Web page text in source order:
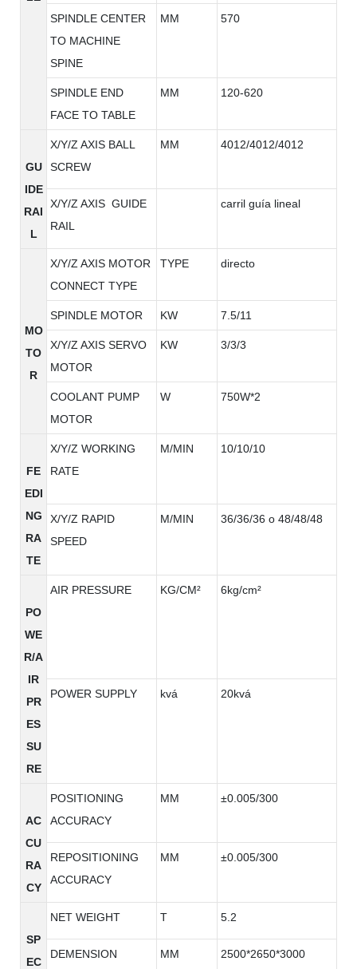
SPINDLE CENTER
TO MACHINE
SPINE
MM 570
SPINDLE END
FACE TO TABLE
MM 120-620
GU
IDE
RAI
L
X/Y/Z AXIS BALL
SCREW
MM 4012/4012/4012
X/Y/Z AXIS GUIDE
RAIL
carril guía lineal
MO
TO
R
X/Y/Z AXIS MOTOR
CONNECT TYPE
TYPE directo
SPINDLE MOTOR KW 7.5/11
X/Y/Z AXIS SERVO
MOTOR
KW 3/3/3
COOLANT PUMP
MOTOR
W 750W*2
FE
EDI
NG
RA
TE
X/Y/Z WORKING
RATE
M/MIN 10/10/10
X/Y/Z RAPID
SPEED
M/MIN 36/36/36 o 48/48/48
PO
WE
R/A
IR
PR
ES
SU
RE
AIR PRESSURE KG/CM² 6kg/cm²
POWER SUPPLY kvá 20kvá
AC
CU
RA
CY
POSITIONING
ACCURACY
MM ±0.005/300
REPOSITIONING
ACCURACY
MM ±0.005/300
SP
EC
NET WEIGHT T 5.2
DEMENSION MM 2500*2650*3000